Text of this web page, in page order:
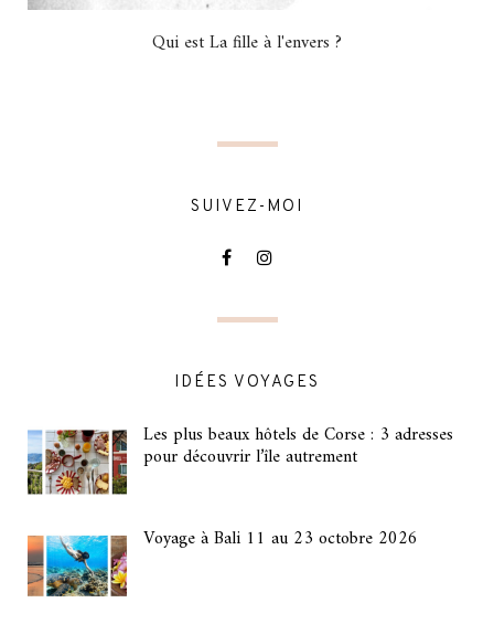
Qui est La fille à l'envers ?
SUIVEZ-MOI
IDÉES VOYAGES
Les plus beaux hôtels de Corse : 3 adresses
pour découvrir l’île autrement
Voyage à Bali 11 au 23 octobre 2026